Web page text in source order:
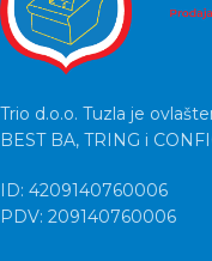
Trio d.o.o. Tuzla je
BEST BA, TRING i
ID: 4209140760006
PDV: 209140760006